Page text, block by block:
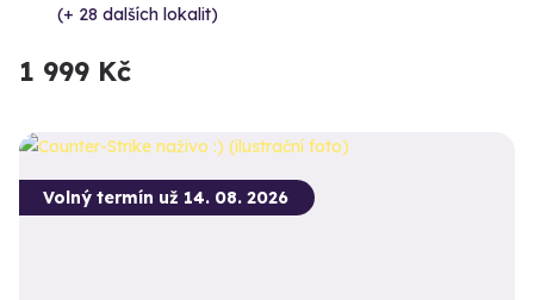
(+ 28 dalších lokalit)
1 999 Kč
Volný termín už 14. 08. 2026